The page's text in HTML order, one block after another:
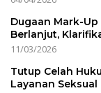
Dugaan Mark-
Berlanjut,
11/03/2026
Tutup Celah
Layanan